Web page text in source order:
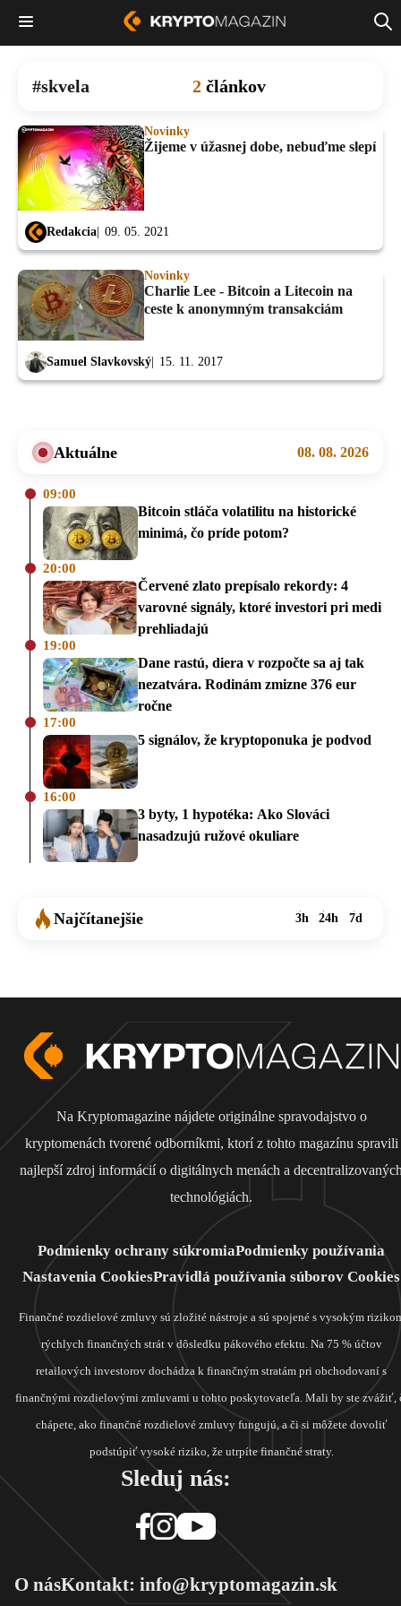
skvela 2 článkov
Novinky
Žijeme v úžasnej dobe, nebuďme slepí
Redakcia 09. 05. 2021
Novinky
Charlie Lee - Bitcoin a Litecoin na
ceste k anonymným transakciám
Samuel Slavkovský 15. 11. 2017
Aktuálne 08. 08. 2026
09:00
Bitcoin stláča volatilitu na historické
minimá, čo príde potom?
20:00
Červené zlato prepísalo rekordy: 4
varovné signály, ktoré investori pri medi
prehliadajú
19:00
Dane rastú, diera v rozpočte sa aj tak
nezatvára. Rodinám zmizne 376 eur
ročne
17:00
5 signálov, že kryptoponuka je podvod
16:00
3 byty, 1 hypotéka: Ako Slováci
nasadzujú ružové okuliare
Najčítanejšie 3h 24h 7d
Na Kryptomagazine nájdete originálne spravodajstvo o
kryptomenách tvorené odborníkmi, ktorí z tohto magazínu spravili
najlepší zdroj informácií o digitálnych menách a
technológiách.
Podmienky ochrany súkromiaPodmienky používania
Nastavenia CookiesPravidlá používania súborov Cookies
Finančné rozdielové zmluvy sú zložité nástroje a sú spojené s vysokým
rýchlych finančných strát v dôsledku pákového efektu. Na 75 % účtov
retailových investorov dochádza k finančným stratám pri obchodovaní s
finančnými rozdielovými zmluvami u tohto poskytovateľa. Mali by ste zvážiť,
chápete, ako finančné rozdielové zmluvy fungujú, a či si môžete dovoliť
podstúpiť vysoké riziko, že utrpíte finančné straty.
Sleduj nás:
O násKontakt: info@kryptomagazin.sk